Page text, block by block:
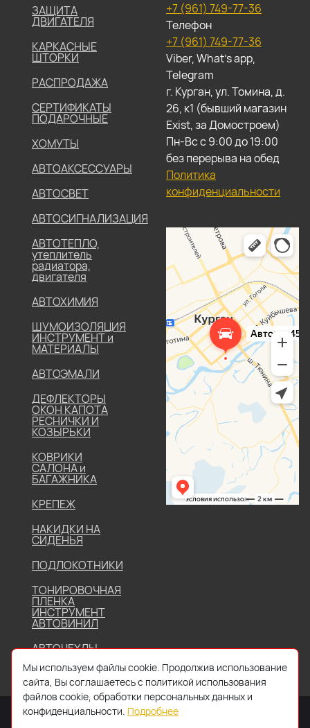
ЗАЩИТА
ДВИГАТЕЛЯ
КАРКАСНЫЕ
ШТОРКИ
РАСПРОДАЖА
СЕРТИФИКАТЫ
ПОДАРОЧНЫЕ
ХОМУТЫ
АВТОАКСЕССУАРЫ
АВТОСВЕТ
АВТОСИГНАЛИЗАЦИЯ
АВТОТЕПЛО,
утеплитель
радиатора,
двигателя
АВТОХИМИЯ
ШУМОИЗОЛЯЦИЯ
ИНСТРУМЕНТ и
МАТЕРИАЛЫ
АВТОЭМАЛИ
ДЕФЛЕКТОРЫ
ОКОН КАПОТА
РЕСНИЧКИ И
КОЗЫРЬКИ
КОВРИКИ
САЛОНА и
БАГАЖНИКА
КРЕПЕЖ
НАКИДКИ НА
СИДЕНЬЯ
ПОДЛОКОТНИКИ
ТОНИРОВОЧНАЯ
ПЛЕНКА
ИНСТРУМЕНТ
АВТОВИНИЛ
АВТОЧЕХЛЫ
+7 (961) 749-77-36
Телефон
+7 (961) 749-77-36
Viber, What's app,
Telegram
г. Курган, ул. Томина, д.
26, к1 (бывший магазин
Exist, за Домостроем)
Пн-Вс с 9:00 до 19:00
без перерыва на обед
Политика
конфиденциальности
Мы используем файлы cookie. Продолжив использование
сайта, Вы соглашаетесь с политикой использования
файлов cookie, обработки персональных данных и
конфиденциальности. Подробнее